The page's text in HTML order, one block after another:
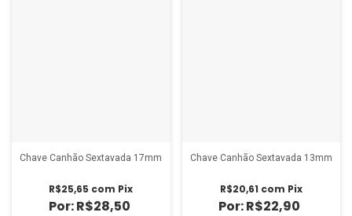
Chave Canhão Sextavada 17mm
R$28,50
R$25,65 com Pix
Chave Canhão Sextavada 13mm
R$22,90
R$20,61 com Pix